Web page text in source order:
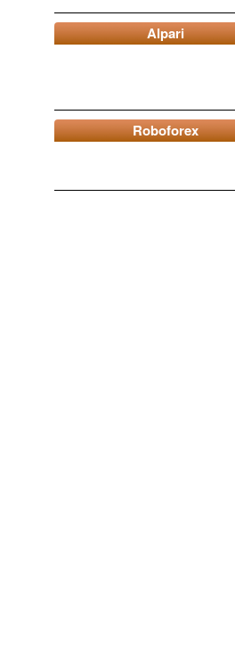
Alpari
Roboforex